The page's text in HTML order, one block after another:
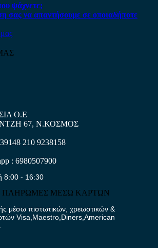
ψάχνετε;
σας να απαντήσουμε σε οποιαδήποτε
Ο.Ε
67, Ν.ΚΟΣΜΟΣ
210 9238158
: 6980507900
8:00 - 16:30
ΠΛΗΡΩΜΕΣ ΜΕΣΩ ΚΑΡΤΩΝ
μέσω πιστωτικών, χρεωστικών &
Visa,Maestro,Diners,American